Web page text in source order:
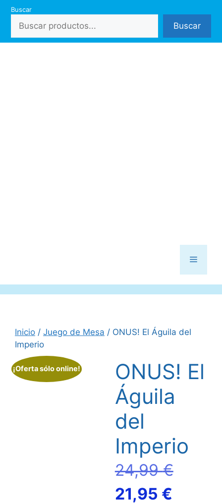
Saltar
contenido
Buscar
Buscar
Menú
Inicio / Juego de Mesa / ONUS! El Águila del
Imperio
¡Oferta sólo online!
ONUS! El
Águila
del
Imperio
24,99€El
21,95 €